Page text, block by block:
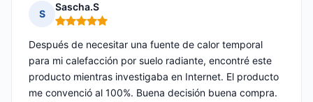
S
Sascha.S
Nota: 5 de 5
Después de necesitar una fuente de calor temporal
para mi calefacción por suelo radiante, encontré este
producto mientras investigaba en Internet. El producto
me convenció al 100%. Buena decisión buena compra.